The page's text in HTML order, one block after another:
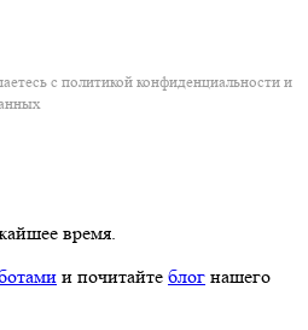
с политикой конфиденциальности и
время.
и почитайте блог нашего